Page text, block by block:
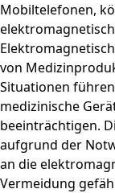
Mobiltelefonen,
von
Situationen
medizinische
beeinträchtigen.
aufgrund der
an die
Vermeidung